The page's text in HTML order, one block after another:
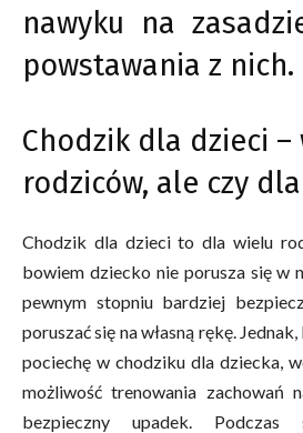
nawyku na
powstawania z nich.
Chodzik dla dzieci
rodziców, ale czy
Chodzik dla dzieci to dla wielu
bowiem dziecko nie porusza się w
pewnym stopniu bardziej
poruszać się na własną rękę.
pociechę w chodziku dla dziecka,
możliwość trenowania zachowań
bezpieczny upadek. Podczas